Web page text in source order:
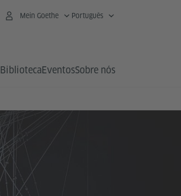
Mein Goethe Português
BibliotecaEventosSobre nós